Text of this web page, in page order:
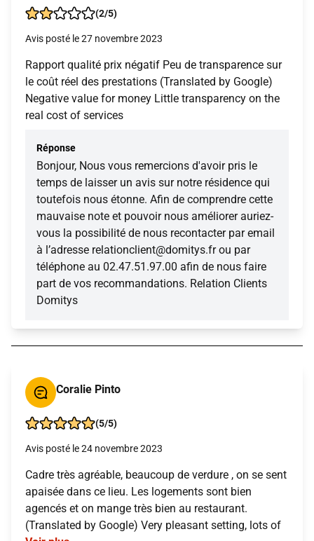
(2/5)
Avis posté le 27 novembre 2023
Rapport qualité prix négatif Peu de transparence sur
le coût réel des prestations (Translated by Google)
Negative value for money Little transparency on the
real cost of services
Réponse
Bonjour, Nous vous remercions d'avoir pris le
temps de laisser un avis sur notre résidence qui
toutefois nous étonne. Afin de comprendre cette
mauvaise note et pouvoir nous améliorer auriez-
vous la possibilité de nous recontacter par email
à l’adresse relationclient@domitys.fr ou par
téléphone au 02.47.51.97.00 afin de nous faire
part de vos recommandations. Relation Clients
Domitys
Coralie Pinto
(5/5)
Avis posté le 24 novembre 2023
Cadre très agréable, beaucoup de verdure , on se sent
apaisée dans ce lieu. Les logements sont bien
agencés et on mange très bien au restaurant.
(Translated by Google) Very pleasant setting, lots of